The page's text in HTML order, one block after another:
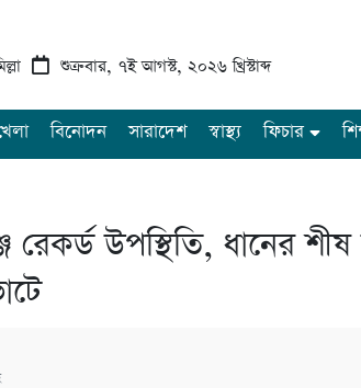
শুক্রবার, ৭ই আগস্ট, ২০২৬ খ্রিস্টাব্দ
বিনোদন সারাদেশ স্বাস্থ্য ফিচার
উপস্থিতি, ধানের